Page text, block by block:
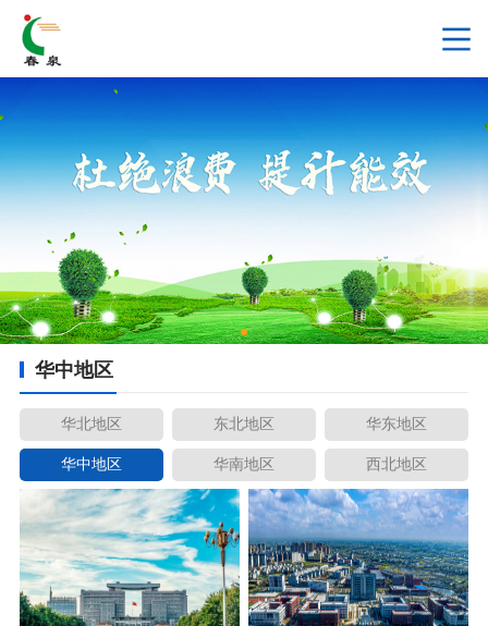
华中地区
华北地区 东北地区 华东地区
华中地区 华南地区 西北地区